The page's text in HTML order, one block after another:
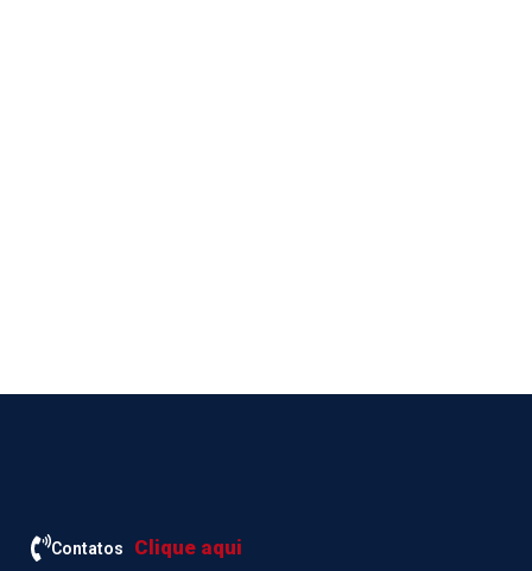
Contatos Clique aqui